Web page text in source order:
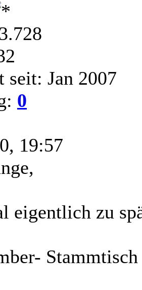
seit: Jan 2007
0
19:57
eigentlich zu